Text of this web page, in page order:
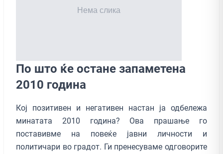
По што ќе остане запаметена
2010 година
Кој позитивен и негативен настан ја одбележа
минатата 2010 година? Ова прашање го
поставивме на повеќе јавни личности и
политичари во градот. Ги пренесуваме одговорите